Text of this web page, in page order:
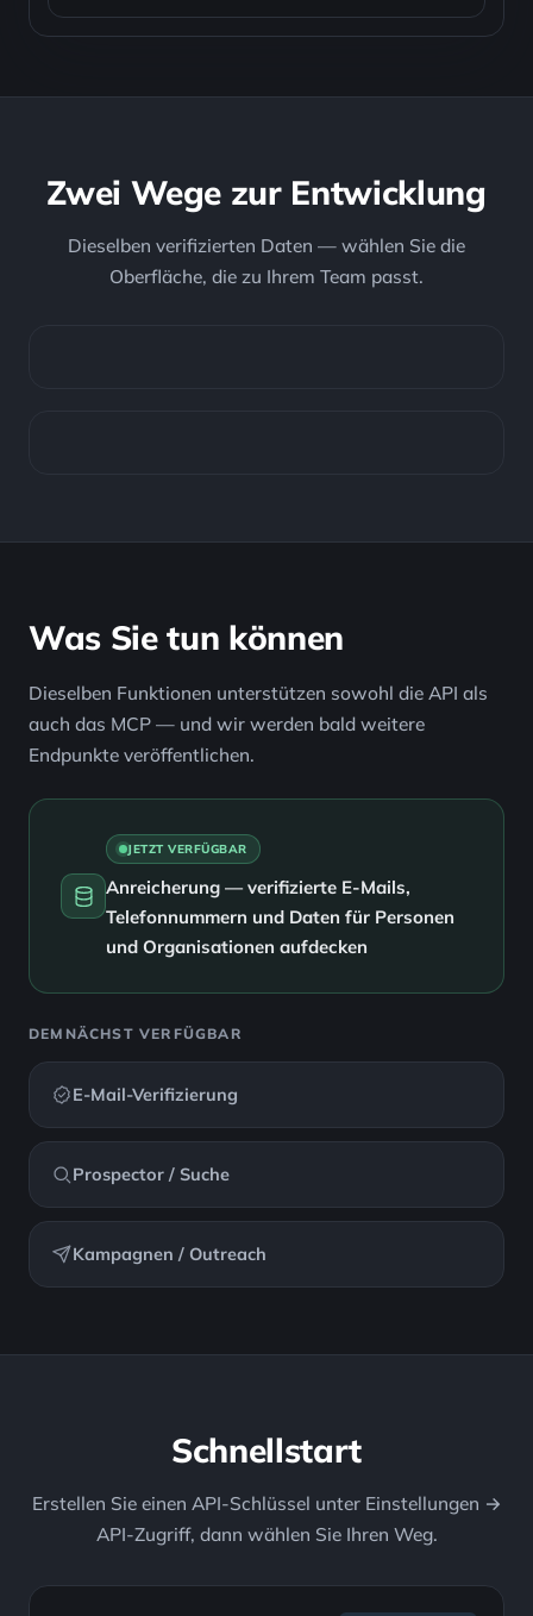
Zwei Wege zur Entwicklung
Dieselben verifizierten Daten — wählen Sie die
Oberfläche, die zu Ihrem Team passt.
Was Sie tun können
Dieselben Funktionen unterstützen sowohl die API als
auch das MCP — und wir werden bald weitere
Endpunkte veröffentlichen.
JETZT VERFÜGBAR
Anreicherung — verifizierte E-Mails,
Telefonnummern und Daten für Personen
und Organisationen aufdecken
DEMNÄCHST VERFÜGBAR
E-Mail-Verifizierung
Prospector / Suche
Kampagnen / Outreach
Schnellstart
Erstellen Sie einen API-Schlüssel unter Einstellungen →
API-Zugriff, dann wählen Sie Ihren Weg.